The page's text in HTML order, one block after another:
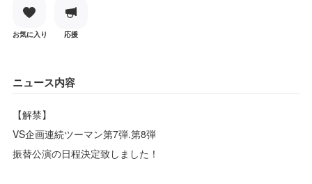
お気に入り 応援
ニュース内容
【解禁】
VS企画連続ツーマン第7弾.第8弾
振替公演の日程決定致しました！